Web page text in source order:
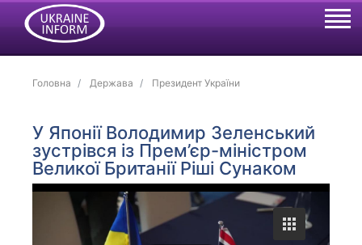
Головна Держава Президент України
У Японії Володимир Зеленський
зустрівся із Прем’єр-міністром
Великої Британії Ріші Сунаком